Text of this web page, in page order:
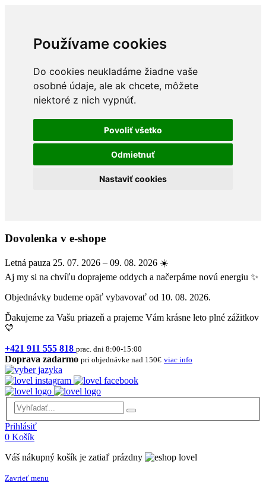
Používame cookies
Do cookies neukladáme žiadne vaše
osobné údaje, ale ak chcete, môžete
niektoré z nich vypnúť.
Povoliť všetko
Odmietnuť
Nastaviť cookies
Dovolenka v e-shope
Letná pauza 25. 07. 2026 – 09. 08. 2026 ☀️
Aj my si na chvíľu doprajeme oddych a načerpáme novú energiu ✨
Objednávky budeme opäť vybavovať od 10. 08. 2026.
Ďakujeme za Vašu priazeň a prajeme Vám krásne leto plné zážitkov
💛
+421 911 555 818 prac. dni 8:00-15:00
Doprava zadarmo pri objednávke nad 150€ viac info
Prihlásiť
0 Košík
Váš nákupný košík je zatiaľ prázdny
Zavrieť menu